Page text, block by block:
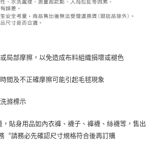
局部摩擦，以免造成布料組織損壞或褪色
間及不正確摩擦可能引起毛毬現象
滌標示
貼身用品如內衣褲、襪子、褲襪、絲襪等，售出
︒請務必先確認尺寸規格符合後再訂購